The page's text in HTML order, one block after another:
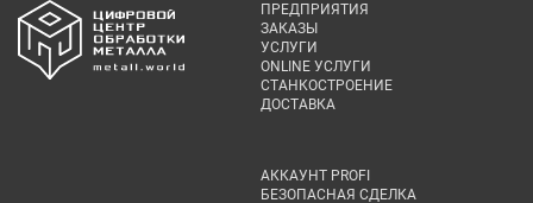
ПРЕДПРИЯТИЯ
ЗАКАЗЫ
УСЛУГИ
ONLINE УСЛУГИ
СТАНКОСТРОЕНИЕ
ДОСТАВКА
АККАУНТ PROFI
БЕЗОПАСНАЯ СДЕЛКА